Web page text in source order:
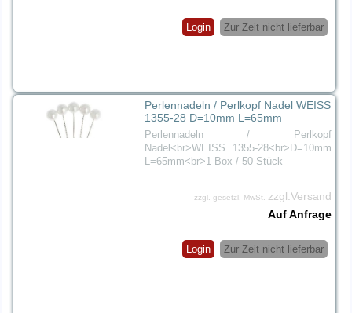
Zur Zeit nicht lieferbar
Login
Perlennadeln / Perlkopf Nadel WEISS
1355-28 D=10mm L=65mm
Perlennadeln / Perlkopf
Nadel<br>WEISS 1355-28<br>D=10mm
L=65mm<br>1 Box / 50 Stück
zzgl. gesetzl. MwSt. zzgl.Versand
Auf Anfrage
Zur Zeit nicht lieferbar
Login